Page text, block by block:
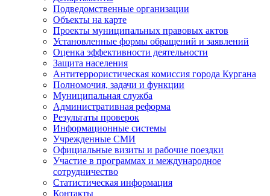
Подведомственные организации
Объекты на карте
Проекты муниципальных правовых актов
Установленные формы обращений и заявлений
Оценка эффективности деятельности
Защита населения
Антитеррористическая комиссия города Кургана
Полномочия, задачи и функции
Муниципальная служба
Административная реформа
Результаты проверок
Информационные системы
Учрежденные СМИ
Официальные визиты и рабочие поездки
Участие в программах и международное
сотрудничество
Статистическая информация
Контакты